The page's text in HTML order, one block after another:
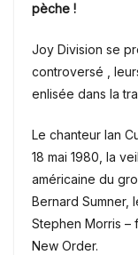
pèche !
Joy Division se
controversé ,
enlisée dans la
Le chanteur Ian
18 mai 1980, la
américaine du
Bernard Sumner,
Stephen Morris –
New Order.